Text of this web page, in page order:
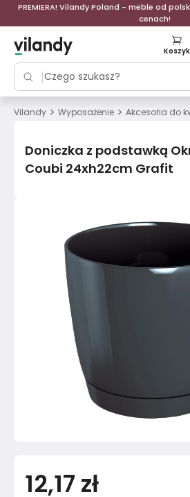
PREMIERA! Vilandy Poland - meble od
cenach!
Koszyk
Vilandy > Wyposażenie > Akcesoria do
Doniczka z podstawką
Coubi 24xh22cm Grafit
12,17 zł